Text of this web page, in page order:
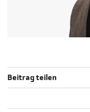
Beitrag teilen